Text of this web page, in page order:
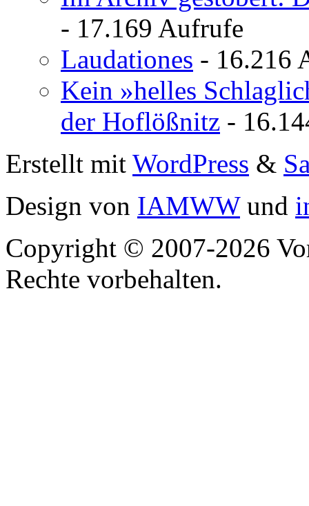
- 17.169 Aufrufe
Laudationes - 16.216
Kein »helles
der Hoflößnitz -
Erstellt mit WordPress &
Design von IAMWWund
Copyright © 2007-2026
Rechte vorbehalten.